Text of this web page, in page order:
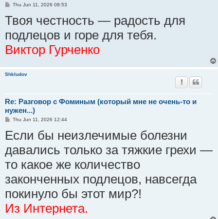
P
s
Thu Jun 11, 2026 08:53
Твоя честность — радость для
подлецов и горе для тебя.
Виктор Гурченко
Shkludov
Re: Разговор с Фоминым (который мне не очень-то и
нужен...)
P
s
t
Thu Jun 11, 2026 12:44
Если бы неизлечимые болезни
давались только за тяжкие грехи —
то какое же количество
законченных подлецов, навсегда
покинуло бы этот мир?!
Из Интернета.